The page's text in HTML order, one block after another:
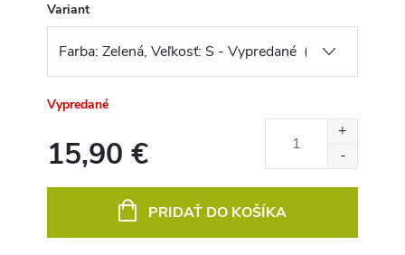
Variant
Vypredané
15,90 €
PRIDAŤ DO KOŠÍKA